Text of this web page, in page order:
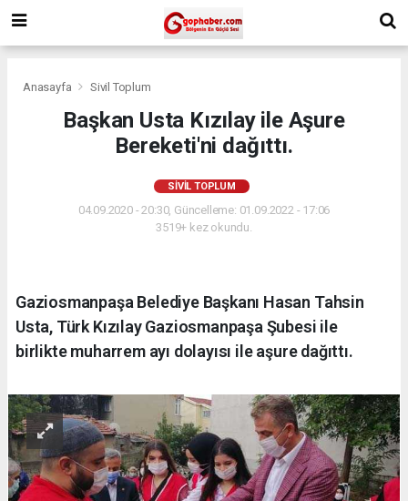
Anasayfa Sivil Toplum
Başkan Usta Kızılay ile Aşure
Bereketi'ni dağıttı.
SIVIL TOPLUM
04.09.2020 - 20:30, Güncelleme: 01.09.2022 - 17:06
3519+ kez okundu.
Gaziosmanpaşa Belediye Başkanı Hasan Tahsin
Usta, Türk Kızılay Gaziosmanpaşa Şubesi ile
birlikte muharrem ayı dolayısı ile aşure dağıttı.